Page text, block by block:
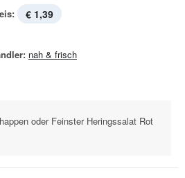
€ 1,39
nah & frisch
oder Feinster Heringssalat Rot